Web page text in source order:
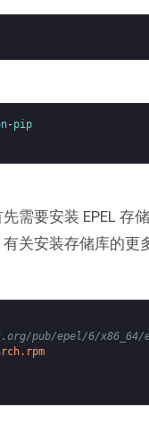
-pip
需要安装 EPEL 存
关安装存储库的更
pub/epel/6/x86_64/